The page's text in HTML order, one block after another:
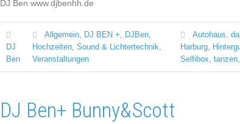
DJ Ben www.djbenhh.de
DJ
Ben
Allgemein, DJ BEN +, DJBen,
Hochzeiten, Sound & Lichtertechnik,
Veranstaltungen
Autohaus,
Harburg,
Selfibox, tanzen,
DJ Ben+ Bunny&Scott